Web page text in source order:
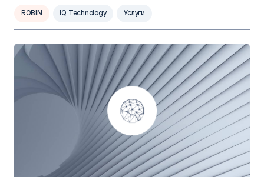
ROBIN IQ Technology Услуги